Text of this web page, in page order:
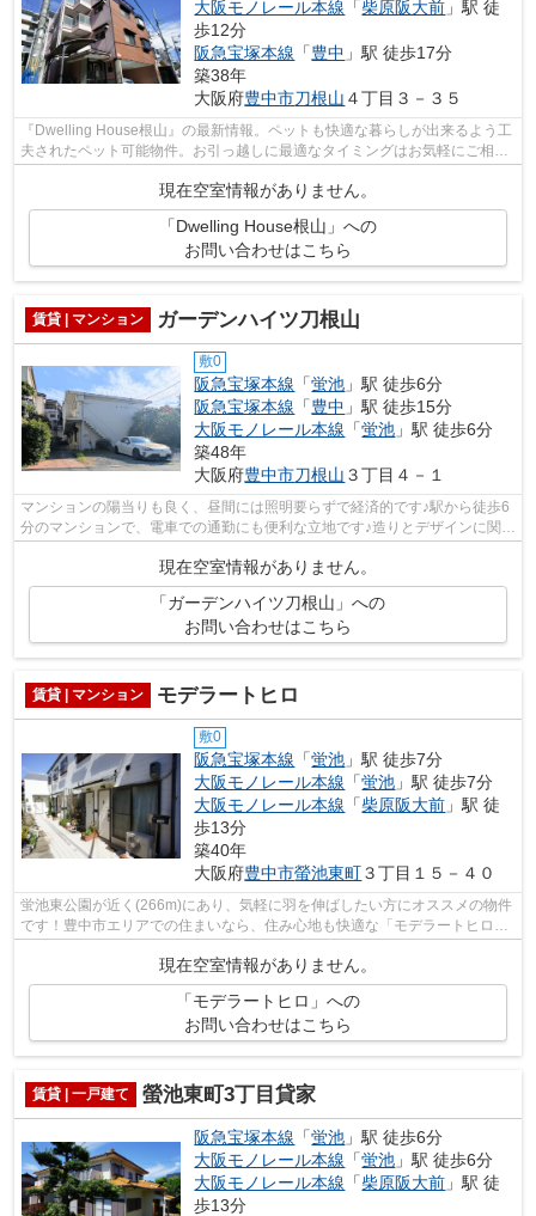
大阪モノレール本線 「柴原阪大前 」駅 徒
歩12分
阪急宝塚本線 「豊中 」駅 徒歩17分
築38年
大阪府豊中市刀根山 ４丁目３－３５
『Dwelling House根山』の最新情報。ペットも快適な暮らしが出来るよう工
夫されたペット可能物件。お引っ越しに最適なタイミングはお気軽にご相談
現在空室情報がありません。
「Dwelling House根山」への
お問い合わせはこちら
賃貸 | マンション ガーデンハイツ刀根山
敷0
阪急宝塚本線 「蛍池 」駅 徒歩6分
阪急宝塚本線 「豊中 」駅 徒歩15分
大阪モノレール本線 「蛍池 」駅 徒歩6分
築48年
大阪府豊中市刀根山 ３丁目４－１
マンションの陽当りも良く、昼間には照明要らずで経済的です♪駅から徒歩6
分のマンションで、電車での通勤にも便利な立地です♪造りとデザインに関し
て、自信をもって情報を提供できるマ...
現在空室情報がありません。
「ガーデンハイツ刀根山」への
お問い合わせはこちら
賃貸 | マンション モデラートヒロ
敷0
阪急宝塚本線 「蛍池 」駅 徒歩7分
大阪モノレール本線 「蛍池 」駅 徒歩7分
大阪モノレール本線 「柴原阪大前 」駅 徒
歩13分
築40年
大阪府豊中市螢池東町３丁目１５－４０
蛍池東公園が近く(266m)にあり、気軽に羽を伸ばしたい方にオススメの物件
です！豊中市エリアでの住まいなら、住み心地も快適な「モデラートヒロ」
現在空室情報がありません。
「モデラートヒロ」への
お問い合わせはこちら
賃貸 | 一戸建て 螢池東町3丁目貸家
阪急宝塚本線 「蛍池 」駅 徒歩6分
大阪モノレール本線 「蛍池 」駅 徒歩6分
大阪モノレール本線 「柴原阪大前 」駅 徒
歩13分